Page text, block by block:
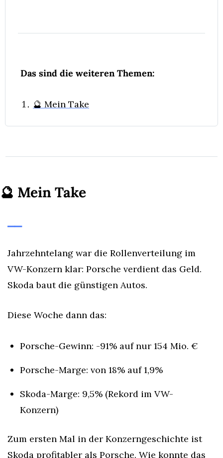
Das sind die weiteren Themen:
🔮 Mein Take
🔮 Mein Take
Jahrzehntelang war die Rollenverteilung im
VW-Konzern klar: Porsche verdient das Geld.
Skoda baut die günstigen Autos.
Diese Woche dann das:
Porsche-Gewinn: -91% auf nur 154 Mio. €
Porsche-Marge: von 18% auf 1,9%
Skoda-Marge: 9,5% (Rekord im VW-
Konzern)
Zum ersten Mal in der Konzerngeschichte ist
Skoda profitabler als Porsche. Wie konnte das